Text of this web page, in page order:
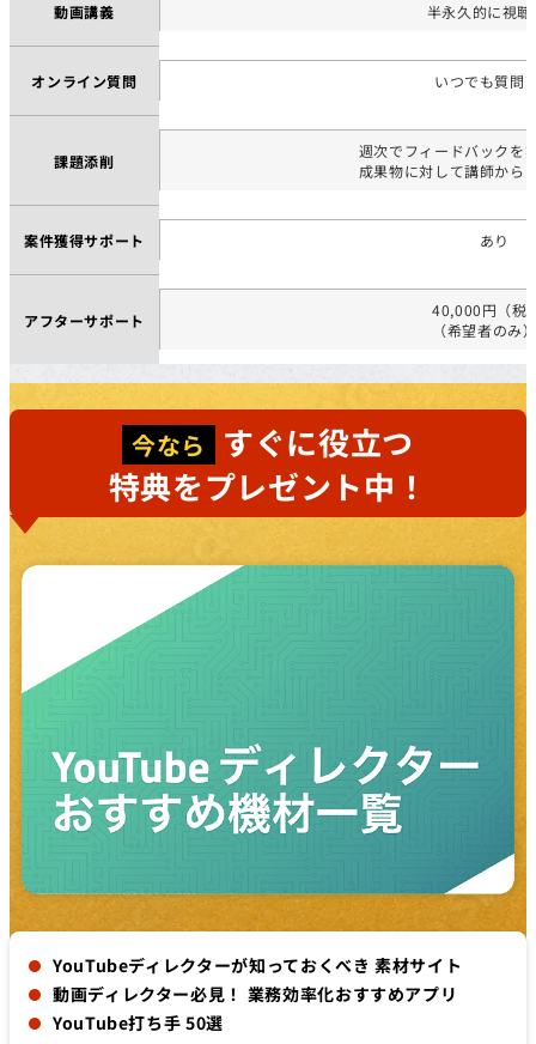
動画講義 半永久的に視
オンライン質問 いつでも質問
課題添削
週次でフィードバックを
成果物に対して講師から
案件獲得サポート あり
アフターサポート
40,000円（税
（希望者のみ
今なら
すぐに役立つ
特典をプレゼント中！
YouTubeディレクターが知っておくべき 素材サイト
動画ディレクター必見！ 業務効率化おすすめアプリ
YouTube打ち手 50選